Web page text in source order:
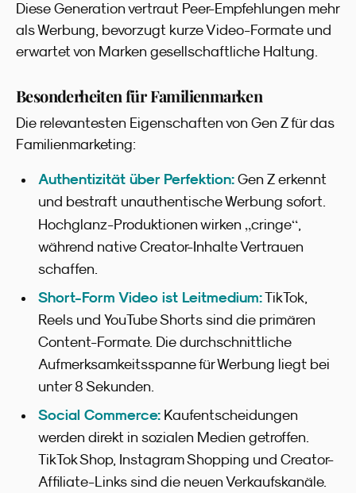
Diese Generation vertraut Peer-Empfehlungen mehr
als Werbung, bevorzugt kurze Video-Formate und
erwartet von Marken gesellschaftliche Haltung.
Besonderheiten für Familienmarken
Die relevantesten Eigenschaften von Gen Z für das
Familienmarketing:
Authentizität über Perfektion: Gen Z erkennt
und bestraft unauthentische Werbung sofort.
Hochglanz-Produktionen wirken „cringe“,
während native Creator-Inhalte Vertrauen
schaffen.
Short-Form Video ist Leitmedium:TikTok,
Reels und YouTube Shorts sind die primären
Content-Formate. Die durchschnittliche
Aufmerksamkeitsspanne für Werbung liegt bei
unter 8 Sekunden.
Social Commerce: Kaufentscheidungen
werden direkt in sozialen Medien getroffen.
TikTok Shop, Instagram Shopping und Creator-
Affiliate-Links sind die neuen Verkaufskanäle.